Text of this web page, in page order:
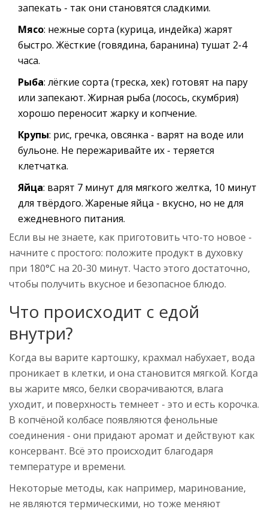
запекать - так они становятся сладкими.
Мясо: нежные сорта (курица, индейка) жарят
быстро. Жёсткие (говядина, баранина) тушат 2-4
часа.
Рыба: лёгкие сорта (треска, хек) готовят на пару
или запекают. Жирная рыба (лосось, скумбрия)
хорошо переносит жарку и копчение.
Крупы: рис, гречка, овсянка - варят на воде или
бульоне. Не пережаривайте их - теряется
клетчатка.
Яйца: варят 7 минут для мягкого желтка, 10 минут
для твёрдого. Жареные яйца - вкусно, но не для
ежедневного питания.
Если вы не знаете, как приготовить что-то новое -
начните с простого: положите продукт в духовку
при 180°C на 20-30 минут. Часто этого достаточно,
чтобы получить вкусное и безопасное блюдо.
Что происходит с едой
внутри?
Когда вы варите картошку, крахмал набухает, вода
проникает в клетки, и она становится мягкой. Когда
вы жарите мясо, белки сворачиваются, влага
уходит, и поверхность темнеет - это и есть корочка.
В копчёной колбасе появляются фенольные
соединения - они придают аромат и действуют как
консервант. Всё это происходит благодаря
температуре и времени.
Некоторые методы, как например, маринование,
не являются термическими, но тоже меняют